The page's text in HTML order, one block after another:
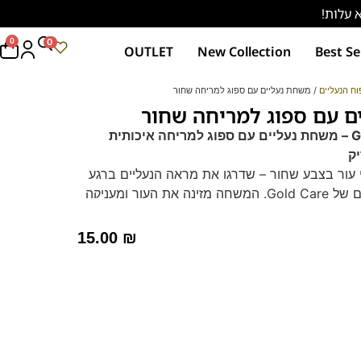
Best
New Collection
OUTLET
0 0
הנעליים / משחת נעליים עם ספוג למריחה שחור
עם ספוג למריחה שחור
Gold Care Neutral – משחת נעליים עם ספוג למריחה איכותית
עור בצבע שחור – שדרגו את מראה הנעליים ברגע
עם משחת הפרימיום של Gold Care. המשחה מזינה את העור ומעניקה
זמן.
על נעליים מבריקות במינימום מאמץ.
15.00 ₪